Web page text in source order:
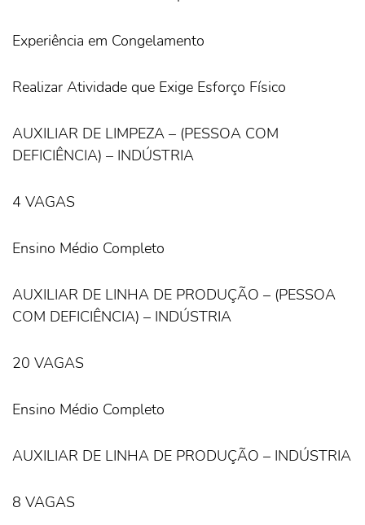
Experiência em Congelamento
Realizar Atividade que Exige Esforço Físico
AUXILIAR DE LIMPEZA – (PESSOA COM
DEFICIÊNCIA) – INDÚSTRIA
4 VAGAS
Ensino Médio Completo
AUXILIAR DE LINHA DE PRODUÇÃO – (PESSOA
COM DEFICIÊNCIA) – INDÚSTRIA
20 VAGAS
Ensino Médio Completo
AUXILIAR DE LINHA DE PRODUÇÃO – INDÚSTRIA
8 VAGAS